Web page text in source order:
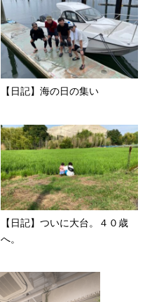
【日記】海の日の集い
【日記】ついに大台。４０歳
へ。